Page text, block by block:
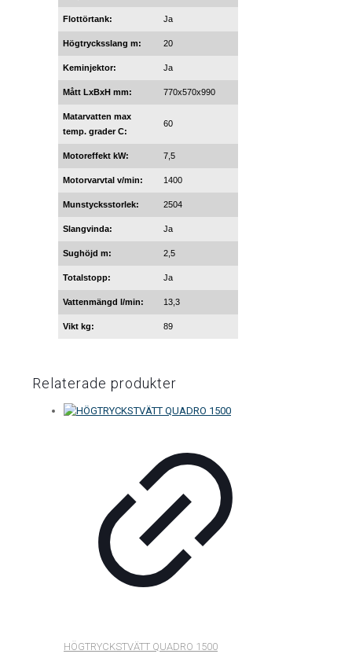
Flottörtank: Ja
Högtrycksslang m: 20
Keminjektor: Ja
Mått LxBxH mm: 770x570x990
Matarvatten max
temp. grader C:
60
Motoreffekt kW: 7,5
Motorvarvtal v/min: 1400
Munstycksstorlek: 2504
Slangvinda: Ja
Sughöjd m: 2,5
Totalstopp: Ja
Vattenmängd l/min: 13,3
Vikt kg: 89
Relaterade produkter
HÖGTRYCKSTVÄTT QUADRO 1500